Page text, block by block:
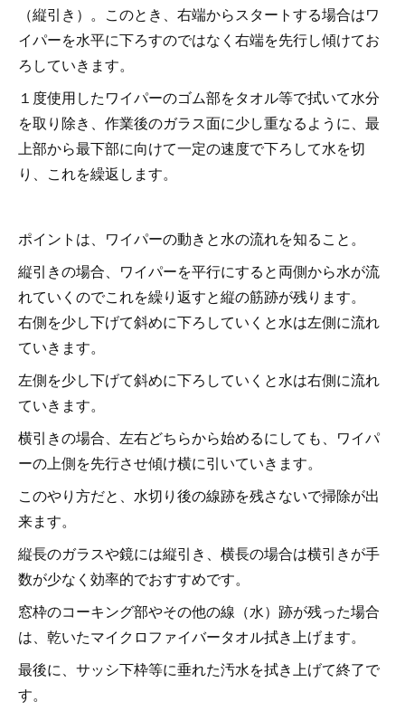
（縦引き）。このとき、右端からスタートする場合はワ
イパーを水平に下ろすのではなく右端を先行し傾けてお
ろしていきます。
１度使用したワイパーのゴム部をタオル等で拭いて水分
を取り除き、作業後のガラス面に少し重なるように、最
上部から最下部に向けて一定の速度で下ろして水を切
り、これを繰返します。
ポイントは、ワイパーの動きと水の流れを知ること。
縦引きの場合、ワイパーを平行にすると両側から水が流
れていくのでこれを繰り返すと縦の筋跡が残ります。
右側を少し下げて斜めに下ろしていくと水は左側に流れ
ていきます。
左側を少し下げて斜めに下ろしていくと水は右側に流れ
ていきます。
横引きの場合、左右どちらから始めるにしても、ワイパ
ーの上側を先行させ傾け横に引いていきます。
このやり方だと、水切り後の線跡を残さないで掃除が出
来ます。
縦長のガラスや鏡には縦引き、横長の場合は横引きが手
数が少なく効率的でおすすめです。
窓枠のコーキング部やその他の線（水）跡が残った場合
は、乾いたマイクロファイバータオル拭き上げます。
最後に、サッシ下枠等に垂れた汚水を拭き上げて終了で
す。